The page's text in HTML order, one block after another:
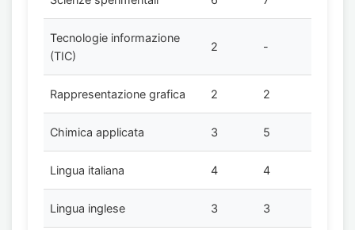
Tecnologie informazione
(TIC)
2 -
Rappresentazione grafica 2 2
Chimica applicata 3 5
Lingua italiana 4 4
Lingua inglese 3 3